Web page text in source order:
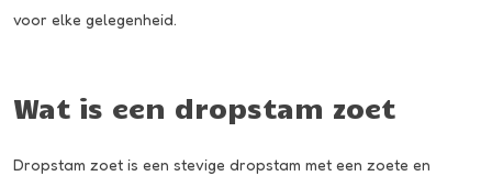
voor elke gelegenheid.
Wat is een dropstam zoet
Dropstam zoet is een stevige dropstam met een zoete en